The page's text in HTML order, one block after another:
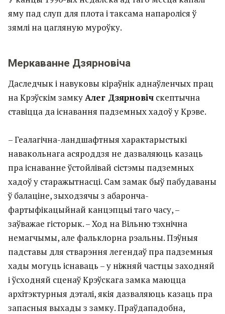
яму пад слуп для плота і таксама напароліся ў
зямлі на цагляную муроўку.
Меркаванне Дзярновіча
Даследчык і навуковы кіраўнік аднаўленчых прац
на Крэўскім замкуАлег Дзярновіч скептычна
ставіцца да існавання падземных хадоў у Крэве.
– Геалагічна-ландшафтныя характарыстыкі
навакольнага асяроддзя не дазваляюць казаць
пра існаванне ўстойлівай сістэмы падземных
хадоў у старажытнасці. Сам замак быў пабудаваны
ў балаціне, зыходзячы з абаронча-
фартыфікацыйнай канцэпцыі таго часу, –
заўважае гісторык. – Ход на Вільню тэхнічна
немагчымы, але фальклорна рэальны. Пэўныя
падставы для стварэння легендаў пра падземныя
хады могуць існаваць – у ніжняй частцы заходняй
і ўсходняй сценаў Крэўскага замка маюцца
архітэктурныя дэталі, якія дазваляюць казаць пра
запасныя выхады з замку. Праўдападобна,